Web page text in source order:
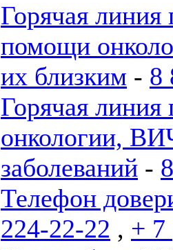
Горячая линия
помощи
их близким - 8
Горячая
онкологии,
заболеваний -
Телефон
224-22-22 , + 7